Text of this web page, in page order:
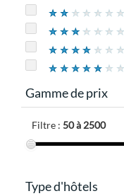
Gamme de prix
Filtre : 50 à 2500
Type d'hôtels